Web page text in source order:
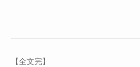
【全文完】